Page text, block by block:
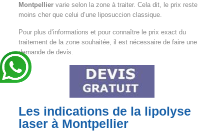
Montpelliervarie selon la zone à traiter. Cela dit, le prix reste
moins cher que celui d’une liposuccion classique.
Pour plus d’informations et pour connaître le prix exact du
traitement de la zone souhaitée, il est nécessaire de faire une
demande de devis.
Les indications de la lipolyse
laser à Montpellier